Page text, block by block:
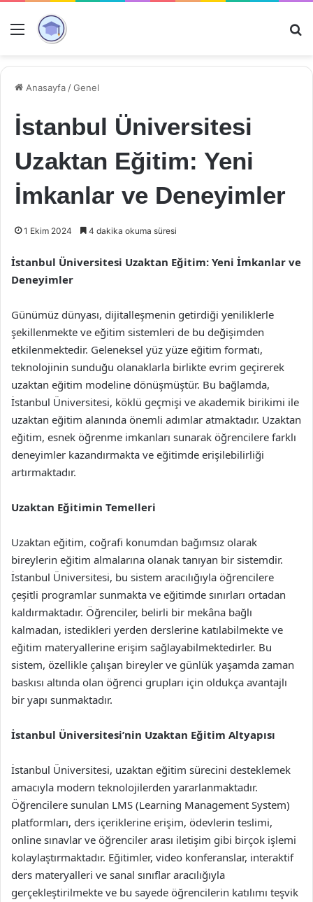
Menü
Anasayfa /Genel
İstanbul Üniversitesi
Uzaktan Eğitim: Yeni
İmkanlar ve Deneyimler
1 Ekim 2024 4 dakika okuma süresi
İstanbul Üniversitesi Uzaktan Eğitim: Yeni İmkanlar ve
Deneyimler
Günümüz dünyası, dijitalleşmenin getirdiği yeniliklerle
şekillenmekte ve eğitim sistemleri de bu değişimden
etkilenmektedir. Geleneksel yüz yüze eğitim formatı,
teknolojinin sunduğu olanaklarla birlikte evrim geçirerek
uzaktan eğitim modeline dönüşmüştür. Bu bağlamda,
İstanbul Üniversitesi, köklü geçmişi ve akademik birikimi ile
uzaktan eğitim alanında önemli adımlar atmaktadır. Uzaktan
eğitim, esnek öğrenme imkanları sunarak öğrencilere farklı
deneyimler kazandırmakta ve eğitimde erişilebilirliği
artırmaktadır.
Uzaktan Eğitimin Temelleri
Uzaktan eğitim, coğrafi konumdan bağımsız olarak
bireylerin eğitim almalarına olanak tanıyan bir sistemdir.
İstanbul Üniversitesi, bu sistem aracılığıyla öğrencilere
çeşitli programlar sunmakta ve eğitimde sınırları ortadan
kaldırmaktadır. Öğrenciler, belirli bir mekâna bağlı
kalmadan, istedikleri yerden derslerine katılabilmekte ve
eğitim materyallerine erişim sağlayabilmektedirler. Bu
sistem, özellikle çalışan bireyler ve günlük yaşamda zaman
baskısı altında olan öğrenci grupları için oldukça avantajlı
bir yapı sunmaktadır.
İstanbul Üniversitesi’nin Uzaktan Eğitim Altyapısı
İstanbul Üniversitesi, uzaktan eğitim sürecini desteklemek
amacıyla modern teknolojilerden yararlanmaktadır.
Öğrencilere sunulan LMS (Learning Management System)
platformları, ders içeriklerine erişim, ödevlerin teslimi,
online sınavlar ve öğrenciler arası iletişim gibi birçok işlemi
kolaylaştırmaktadır. Eğitimler, video konferanslar, interaktif
ders materyalleri ve sanal sınıflar aracılığıyla
gerçekleştirilmekte ve bu sayede öğrencilerin katılımı teşvik